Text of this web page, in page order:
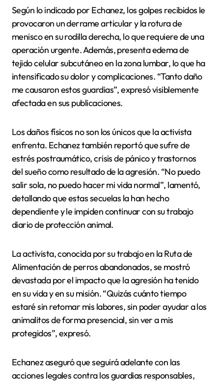
Según lo indicado por Echanez, los golpes recibidos le
provocaron un derrame articular y la rotura de
menisco en su rodilla derecha, lo que requiere de una
operación urgente. Además, presenta edema de
tejido celular subcutáneo en la zona lumbar, lo que ha
intensificado su dolor y complicaciones. “Tanto daño
me causaron estos guardias”, expresó visiblemente
afectada en sus publicaciones.
Los daños físicos no son los únicos que la activista
enfrenta. Echanez también reportó que sufre de
estrés postraumático, crisis de pánico y trastornos
del sueño como resultado de la agresión. “No puedo
salir sola, no puedo hacer mi vida normal”, lamentó,
detallando que estas secuelas la han hecho
dependiente y le impiden continuar con su trabajo
diario de protección animal.
La activista, conocida por su trabajo en la Ruta de
Alimentación de perros abandonados, se mostró
devastada por el impacto que la agresión ha tenido
en su vida y en su misión. “Quizás cuánto tiempo
estaré sin retomar mis labores, sin poder ayudar a los
animalitos de forma presencial, sin ver a mis
protegidos”, expresó.
Echanez aseguró que seguirá adelante con las
acciones legales contra los guardias responsables,